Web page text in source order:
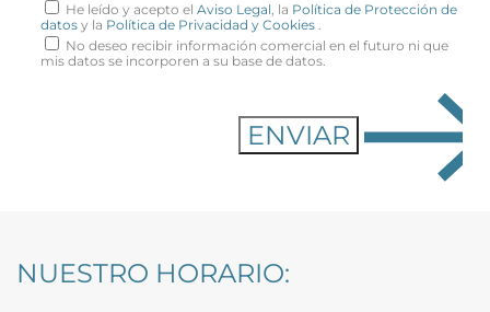
He leído y acepto el Aviso Legal, la Política de Protección de
datos y la Política de Privacidad y Cookies .
No deseo recibir información comercial en el futuro ni que
mis datos se incorporen a su base de datos.
NUESTRO HORARIO: